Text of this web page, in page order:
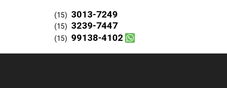
(15) 3013-7249
(15) 3239-7447
(15) 99138-4102